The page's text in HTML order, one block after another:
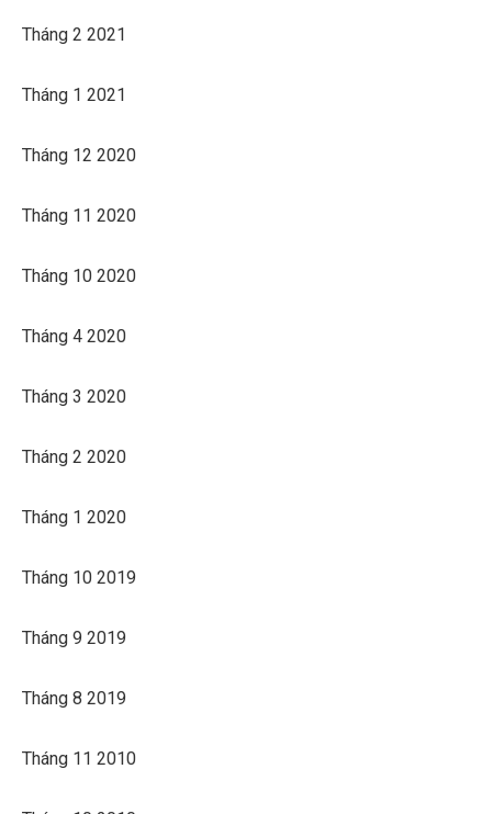
Tháng 2 2021
Tháng 1 2021
Tháng 12 2020
Tháng 11 2020
Tháng 10 2020
Tháng 4 2020
Tháng 3 2020
Tháng 2 2020
Tháng 1 2020
Tháng 10 2019
Tháng 9 2019
Tháng 8 2019
Tháng 11 2010